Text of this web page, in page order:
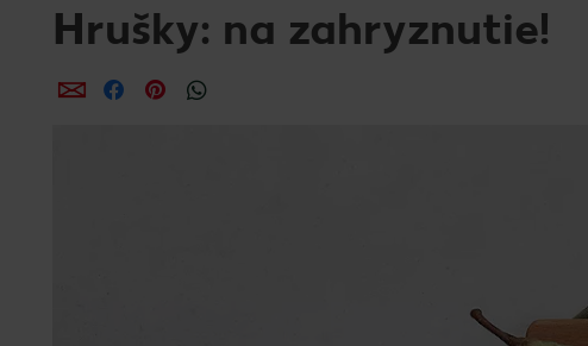
Hrušky: na zahryznutie!
ZdieľaťZdieľaťZdieľať